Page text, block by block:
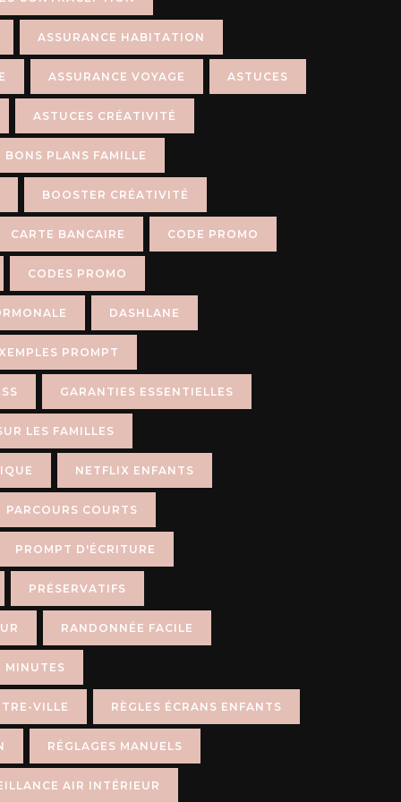
ASSURANCE HABITATION
ASSURANCE VOYAGE ASTUCES
ASTUCES CRÉATIVITÉ
BONS PLANS FAMILLE
BOOSTER CRÉATIVITÉ
CARTE BANCAIRE CODE PROMO
CODES PROMO
DASHLANE
PROMPT
GARANTIES ESSENTIELLES
LES FAMILLES
NETFLIX ENFANTS
PARCOURS COURTS
PROMPT D'ÉCRITURE
PRÉSERVATIFS
RANDONNÉE FACILE
MINUTES
VILLE RÈGLES ÉCRANS ENFANTS
RÉGLAGES MANUELS
AIR INTÉRIEUR